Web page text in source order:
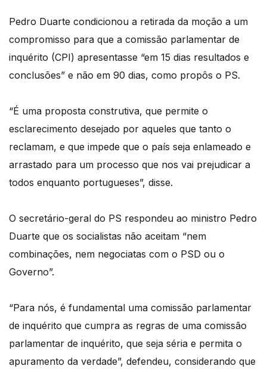
Pedro Duarte condicionou a retirada da moção a um
compromisso para que a comissão parlamentar de
inquérito (CPI) apresentasse “em 15 dias resultados e
conclusões” e não em 90 dias, como propôs o PS.
“É uma proposta construtiva, que permite o
esclarecimento desejado por aqueles que tanto o
reclamam, e que impede que o país seja enlameado e
arrastado para um processo que nos vai prejudicar a
todos enquanto portugueses”, disse.
O secretário-geral do PS respondeu ao ministro Pedro
Duarte que os socialistas não aceitam “nem
combinações, nem negociatas com o PSD ou o
Governo”.
“Para nós, é fundamental uma comissão parlamentar
de inquérito que cumpra as regras de uma comissão
parlamentar de inquérito, que seja séria e permita o
apuramento da verdade”, defendeu, considerando que